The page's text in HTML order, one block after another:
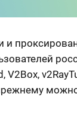
V2Box,